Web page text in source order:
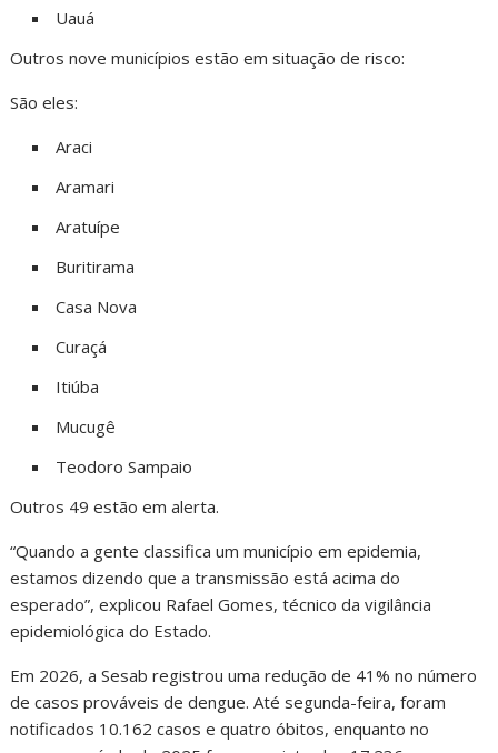
Uauá
Outros nove municípios estão em situação de risco:
São eles:
Araci
Aramari
Aratuípe
Buritirama
Casa Nova
Curaçá
Itiúba
Mucugê
Teodoro Sampaio
Outros 49 estão em alerta.
“Quando a gente classifica um município em epidemia,
estamos dizendo que a transmissão está acima do
esperado”, explicou Rafael Gomes, técnico da vigilância
epidemiológica do Estado.
Em 2026, a Sesab registrou uma redução de 41% no número
de casos prováveis de dengue. Até segunda-feira, foram
notificados 10.162 casos e quatro óbitos, enquanto no